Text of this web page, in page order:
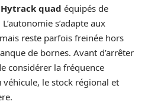
Hytrack quad équipés de
L’autonomie s’adapte aux
reste parfois freinée hors
de bornes. Avant d’arrêter
considérer la fréquence
véhicule, le stock régional et